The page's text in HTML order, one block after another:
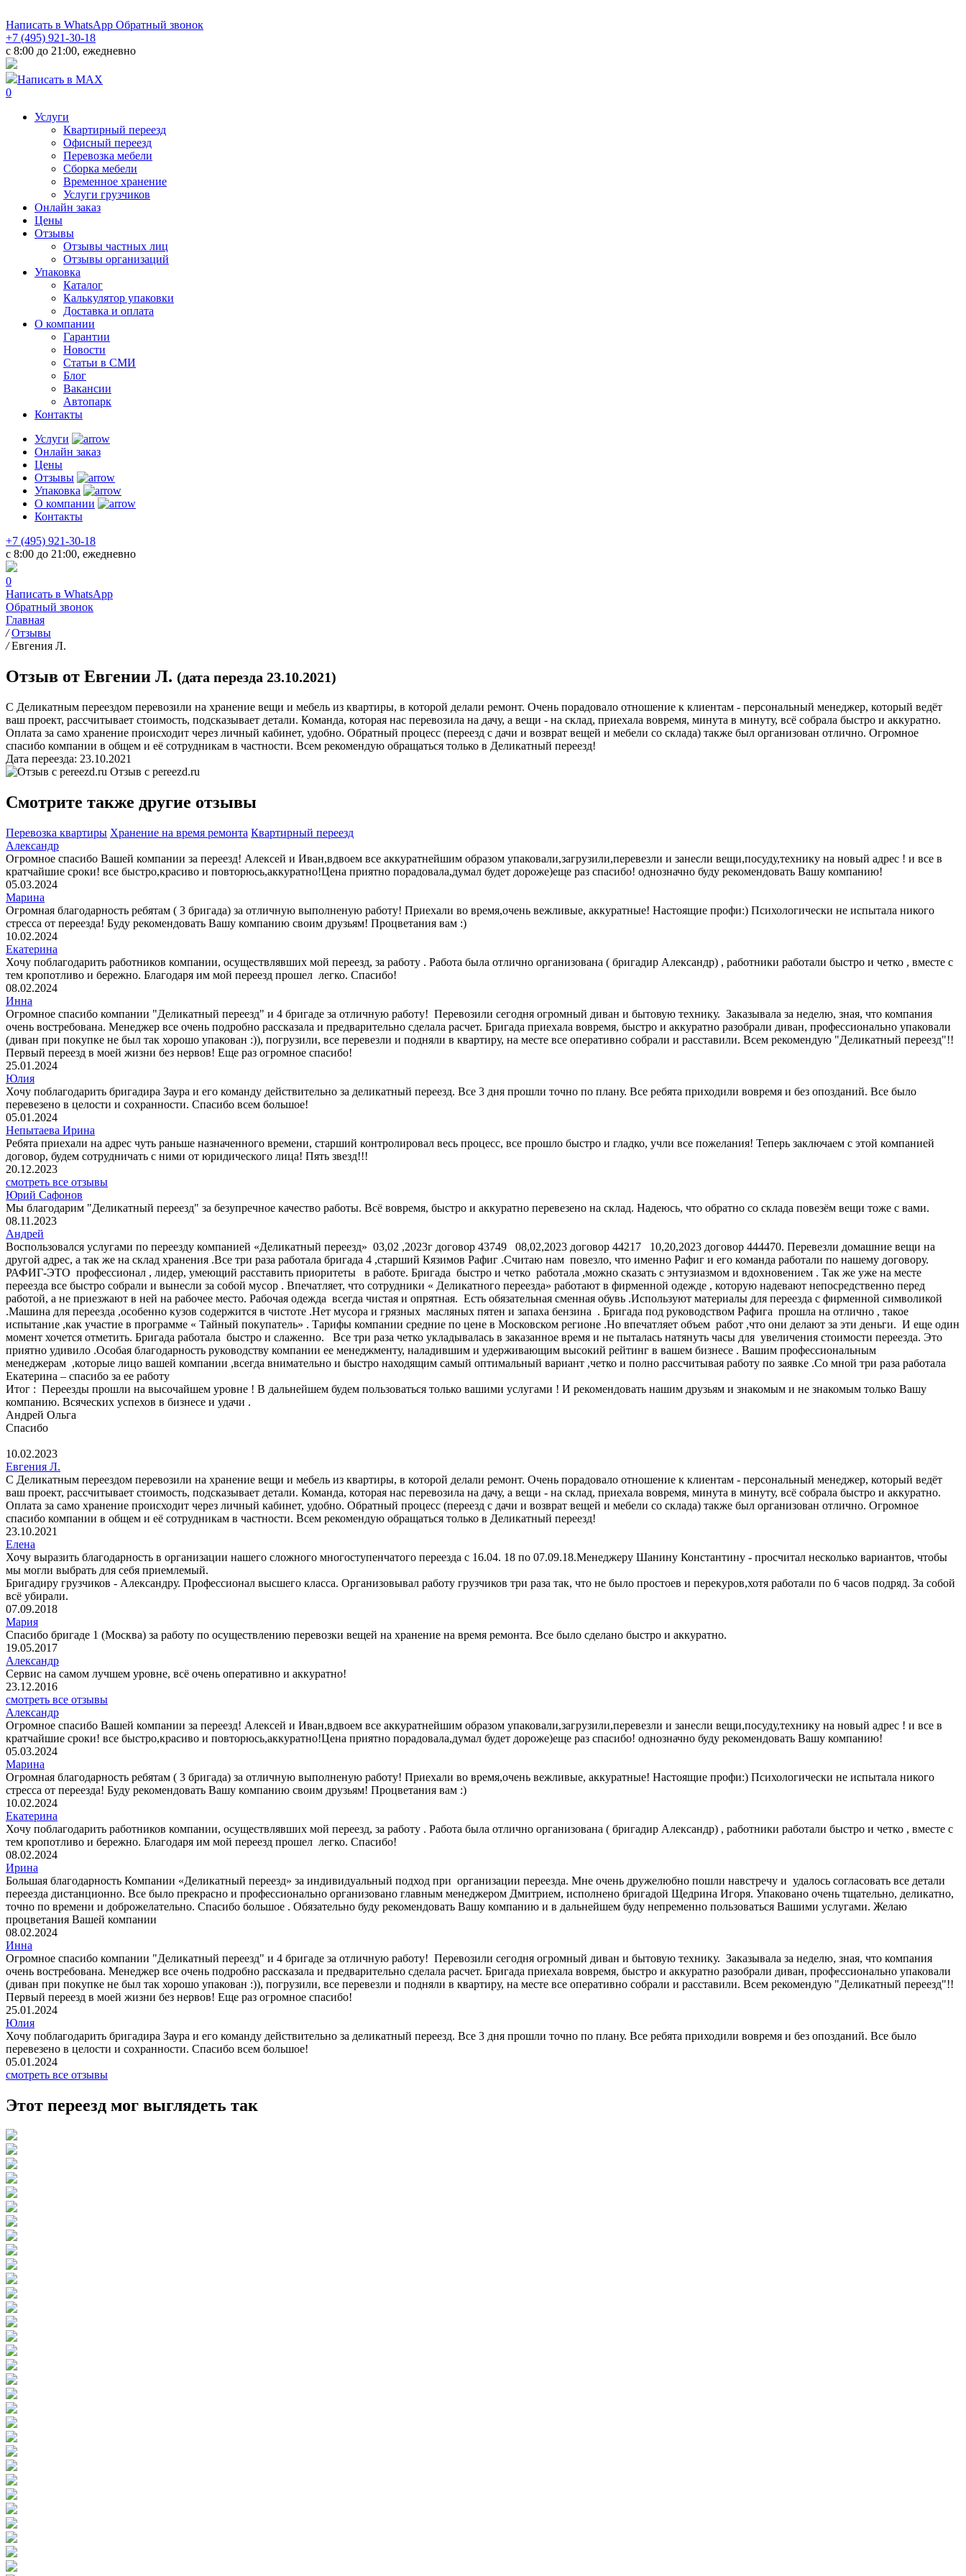
Написать в WhatsApp Обратный звонок
+7 (495) 921-30-18
c 8:00 до 21:00, ежедневно
Написать в MAX
0
Услуги
Квартирный переезд
Офисный переезд
Перевозка мебели
Сборка мебели
Временное хранение
Услуги грузчиков
Онлайн заказ
Цены
Отзывы
Отзывы частных лиц
Отзывы организаций
Упаковка
Каталог
Калькулятор упаковки
Доставка и оплата
О компании
Гарантии
Новости
Статьи в СМИ
Блог
Вакансии
Автопарк
Контакты
Услуги
Онлайн заказ
Цены
Отзывы
Упаковка
О компании
Контакты
+7 (495) 921-30-18
c 8:00 до 21:00, ежедневно
0
Написать в WhatsApp
Обратный звонок
Главная
/ Отзывы
/ Евгения Л.
Отзыв от Евгении Л. (дата перезда 23.10.2021)
С Деликатным переездом перевозили на хранение вещи и мебель из квартиры, в которой делали ремонт. Очень порадовало отношение к клиентам - персональный менеджер, который ведёт
ваш проект, рассчитывает стоимость, подсказывает детали. Команда, которая нас перевозила на дачу, а вещи - на склад, приехала вовремя, минута в минуту, всё собрала быстро и аккуратно.
Оплата за само хранение происходит через личный кабинет, удобно. Обратный процесс (переезд с дачи и возврат вещей и мебели со склада) также был организован отлично. Огромное
спасибо компании в общем и её сотрудникам в частности. Всем рекомендую обращаться только в Деликатный переезд!
Дата переезда: 23.10.2021
Отзыв с pereezd.ru
Смотрите также другие отзывы
Перевозка квартиры Хранение на время ремонта Квартирный переезд
Александр
Огромное спасибо Вашей компании за переезд! Алексей и Иван,вдвоем все аккуратнейшим образом упаковали,загрузили,перевезли и занесли вещи,посуду,технику на новый адрес ! и все в
кратчайшие сроки! все быстро,красиво и повторюсь,аккуратно!Цена приятно порадовала,думал будет дороже)еще раз спасибо! однозначно буду рекомендовать Вашу компанию!
05.03.2024
Марина
Огромная благодарность ребятам ( 3 бригада) за отличную выполненую работу! Приехали во время,очень вежливые, аккуратные! Настоящие профи:) Психологически не испытала никого
стресса от переезда! Буду рекомендовать Вашу компанию своим друзьям! Процветания вам :)
10.02.2024
Екатерина
Хочу поблагодарить работников компании, осуществлявших мой переезд, за работу . Работа была отлично организована ( бригадир Александр) , работники работали быстро и четко , вместе с
тем кропотливо и бережно. Благодаря им мой переезд прошел легко. Спасибо!
08.02.2024
Инна
Огромное спасибо компании "Деликатный переезд" и 4 бригаде за отличную работу! Перевозили сегодня огромный диван и бытовую технику. Заказывала за неделю, зная, что компания
очень востребована. Менеджер все очень подробно рассказала и предварительно сделала расчет. Бригада приехала вовремя, быстро и аккуратно разобрали диван, профессионально упаковали
(диван при покупке не был так хорошо упакован :)), погрузили, все перевезли и подняли в квартиру, на месте все оперативно собрали и расставили. Всем рекомендую "Деликатный переезд"!!
Первый переезд в моей жизни без нервов! Еще раз огромное спасибо!
25.01.2024
Юлия
Хочу поблагодарить бригадира Заура и его команду действительно за деликатный переезд. Все 3 дня прошли точно по плану. Все ребята приходили вовремя и без опозданий. Все было
перевезено в целости и сохранности. Спасибо всем большое!
05.01.2024
Непытаева Ирина
Ребята приехали на адрес чуть раньше назначенного времени, старший контролировал весь процесс, все прошло быстро и гладко, учли все пожелания! Теперь заключаем с этой компанией
договор, будем сотрудничать с ними от юридического лица! Пять звезд!!!
20.12.2023
смотреть все отзывы
Юрий Сафонов
Мы благодарим "Деликатный переезд" за безупречное качество работы. Всё вовремя, быстро и аккуратно перевезено на склад. Надеюсь, что обратно со склада повезём вещи тоже с вами.
08.11.2023
Андрей
Воспользовался услугами по переезду компанией «Деликатный переезд» 03,02 ,2023г договор 43749 08,02,2023 договор 44217 10,20,2023 договор 444470. Перевезли домашние вещи на
другой адрес, а так же на склад хранения .Все три раза работала бригада 4 ,старший Кязимов Рафиг .Считаю нам повезло, что именно Рафиг и его команда работали по нашему договору.
РАФИГ-ЭТО профессионал , лидер, умеющий расставить приоритеты в работе. Бригада быстро и четко работала ,можно сказать с энтузиазмом и вдохновением . Так же уже на месте
переезда все быстро собрали и вынесли за собой мусор . Впечатляет, что сотрудники « Деликатного переезда» работают в фирменной одежде , которую надевают непосредственно перед
работой, а не приезжают в ней на рабочее место. Рабочая одежда всегда чистая и опрятная. Есть обязательная сменная обувь .Используют материалы для переезда с фирменной символикой
.Машина для переезда ,особенно кузов содержится в чистоте .Нет мусора и грязных масляных пятен и запаха бензина . Бригада под руководством Рафига прошла на отлично , такое
испытание ,как участие в программе « Тайный покупатель» . Тарифы компании средние по цене в Московском регионе .Но впечатляет объем работ ,что они делают за эти деньги. И еще один
момент хочется отметить. Бригада работала быстро и слаженно. Все три раза четко укладывалась в заказанное время и не пыталась натянуть часы для увеличения стоимости переезда. Это
приятно удивило .Особая благодарность руководству компании ее менеджменту, наладившим и удерживающим высокий рейтинг в вашем бизнесе . Вашим профессиональным
менеджерам ,которые лицо вашей компании ,всегда внимательно и быстро находящим самый оптимальный вариант ,четко и полно рассчитывая работу по заявке .Со мной три раза работала
Екатерина – спасибо за ее работу
Итог : Переезды прошли на высочайшем уровне ! В дальнейшем будем пользоваться только вашими услугами ! И рекомендовать нашим друзьям и знакомым и не знакомым только Вашу
компанию. Всяческих успехов в бизнесе и удачи .
Андрей Ольга
Спасибо
10.02.2023
Евгения Л.
С Деликатным переездом перевозили на хранение вещи и мебель из квартиры, в которой делали ремонт. Очень порадовало отношение к клиентам - персональный менеджер, который ведёт
ваш проект, рассчитывает стоимость, подсказывает детали. Команда, которая нас перевозила на дачу, а вещи - на склад, приехала вовремя, минута в минуту, всё собрала быстро и аккуратно.
Оплата за само хранение происходит через личный кабинет, удобно. Обратный процесс (переезд с дачи и возврат вещей и мебели со склада) также был организован отлично. Огромное
спасибо компании в общем и её сотрудникам в частности. Всем рекомендую обращаться только в Деликатный переезд!
23.10.2021
Елена
Хочу выразить благодарность в организации нашего сложного многоступенчатого переезда с 16.04. 18 по 07.09.18.Менеджеру Шанину Константину - просчитал несколько вариантов, чтобы
мы могли выбрать для себя приемлемый.
Бригадиру грузчиков - Александру. Профессионал высшего класса. Организовывал работу грузчиков три раза так, что не было простоев и перекуров,хотя работали по 6 часов подряд. За собой
всё убирали.
07.09.2018
Мария
Спасибо бригаде 1 (Москва) за работу по осуществлению перевозки вещей на хранение на время ремонта. Все было сделано быстро и аккуратно.
19.05.2017
Александр
Сервис на самом лучшем уровне, всё очень оперативно и аккуратно!
23.12.2016
смотреть все отзывы
Александр
Огромное спасибо Вашей компании за переезд! Алексей и Иван,вдвоем все аккуратнейшим образом упаковали,загрузили,перевезли и занесли вещи,посуду,технику на новый адрес ! и все в
кратчайшие сроки! все быстро,красиво и повторюсь,аккуратно!Цена приятно порадовала,думал будет дороже)еще раз спасибо! однозначно буду рекомендовать Вашу компанию!
05.03.2024
Марина
Огромная благодарность ребятам ( 3 бригада) за отличную выполненую работу! Приехали во время,очень вежливые, аккуратные! Настоящие профи:) Психологически не испытала никого
стресса от переезда! Буду рекомендовать Вашу компанию своим друзьям! Процветания вам :)
10.02.2024
Екатерина
Хочу поблагодарить работников компании, осуществлявших мой переезд, за работу . Работа была отлично организована ( бригадир Александр) , работники работали быстро и четко , вместе с
тем кропотливо и бережно. Благодаря им мой переезд прошел легко. Спасибо!
08.02.2024
Ирина
Большая благодарность Компании «Деликатный переезд» за индивидуальный подход при организации переезда. Мне очень дружелюбно пошли навстречу и удалось согласовать все детали
переезда дистанционно. Все было прекрасно и профессионально организовано главным менеджером Дмитрием, исполнено бригадой Щедрина Игоря. Упаковано очень тщательно, деликатно,
точно по времени и доброжелательно. Спасибо большое . Обязательно буду рекомендовать Вашу компанию и в дальнейшем буду непременно пользоваться Вашими услугами. Желаю
процветания Вашей компании
08.02.2024
Инна
Огромное спасибо компании "Деликатный переезд" и 4 бригаде за отличную работу! Перевозили сегодня огромный диван и бытовую технику. Заказывала за неделю, зная, что компания
очень востребована. Менеджер все очень подробно рассказала и предварительно сделала расчет. Бригада приехала вовремя, быстро и аккуратно разобрали диван, профессионально упаковали
(диван при покупке не был так хорошо упакован :)), погрузили, все перевезли и подняли в квартиру, на месте все оперативно собрали и расставили. Всем рекомендую "Деликатный переезд"!!
Первый переезд в моей жизни без нервов! Еще раз огромное спасибо!
25.01.2024
Юлия
Хочу поблагодарить бригадира Заура и его команду действительно за деликатный переезд. Все 3 дня прошли точно по плану. Все ребята приходили вовремя и без опозданий. Все было
перевезено в целости и сохранности. Спасибо всем большое!
05.01.2024
смотреть все отзывы
Этот переезд мог выглядеть так